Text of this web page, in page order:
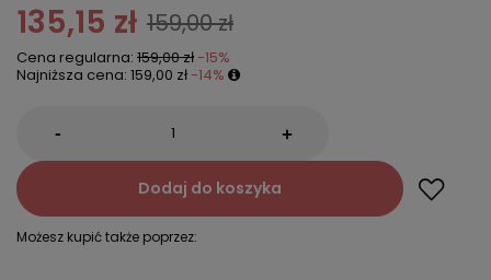
135,15 zł 159,00 zł
Cena regularna: 159,00 zł -15%
Najniższa cena: 159,00 zł -14%
- +
Dodaj do koszyka
Możesz kupić także poprzez: